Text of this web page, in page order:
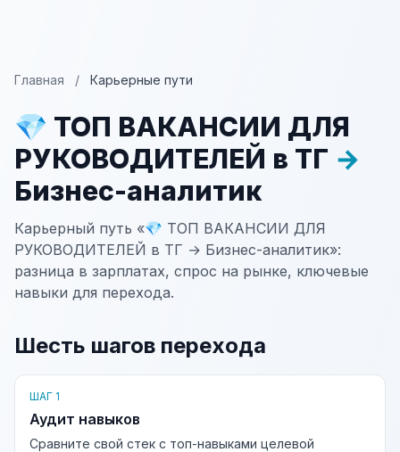
Главная / Карьерные пути
💎 ТОП ВАКАНСИИ ДЛЯ
РУКОВОДИТЕЛЕЙ в ТГ →
Бизнес-аналитик
Карьерный путь «💎 ТОП ВАКАНСИИ ДЛЯ
РУКОВОДИТЕЛЕЙ в ТГ → Бизнес-аналитик»:
разница в зарплатах, спрос на рынке, ключевые
навыки для перехода.
Шесть шагов перехода
ШАГ 1
Аудит навыков
Сравните свой стек с топ-навыками целевой